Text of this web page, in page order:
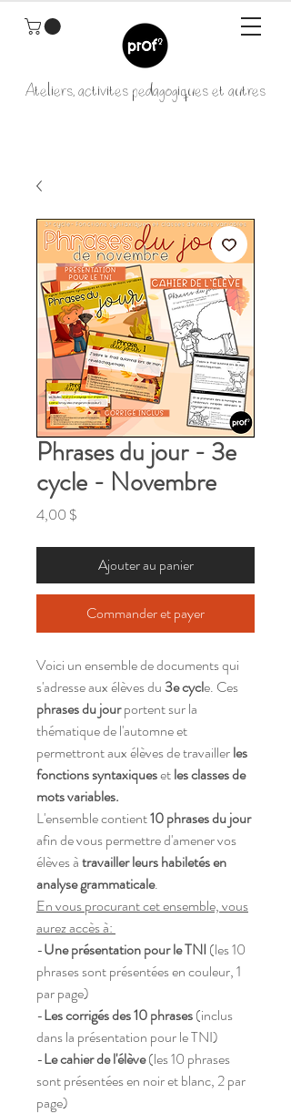
Ateliers, activités pédagogiques et autres
Phrases du jour - 3e
cycle - Novembre
4,00 $
Ajouter au panier
Commander et payer
Voici un ensemble de documents qui
s'adresse aux élèves du 3e cycle. Ces
phrases du jourportent sur la
thématique de l'automne et
permettront aux élèves de travaillerles
fonctions syntaxiquesetles classes de
mots variables.
L'ensemble contient10 phrases du jour
afin de vous permettre d'amener vos
élèves àtravailler leurs habiletés en
analyse grammaticale.
En vous procurant cet ensemble, vous
aurez accès à:
-Une présentation pour le TNI (les 10
phrases sont présentées en couleur, 1
par page)
-Les corrigés des 10 phrases(inclus
dans la présentation pour le TNI)
-Le cahier de l'élève(les 10 phrases
sont présentées en noir et blanc, 2 par
page)